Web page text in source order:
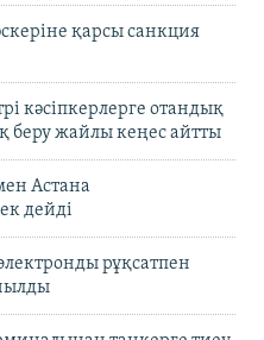
қарсы санкция
кәсіпкерлерге отандық
беру жайлы кеңес айтты
Астана
дейді
рұқсатпен